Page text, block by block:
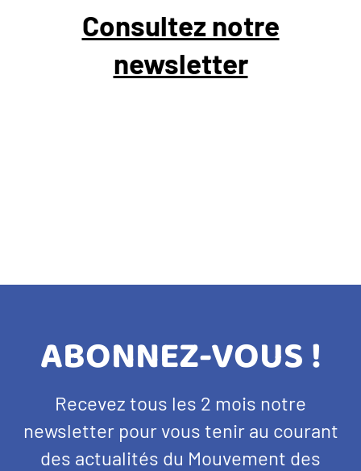
Consultez notre
newsletter
TITRE
BANDEAU
NEWSLETTER
ABONNEZ-VOUS !
Texte
d'introduction
Recevez tous les 2 mois notre
newsletter pour vous tenir au courant
des actualités du Mouvement des